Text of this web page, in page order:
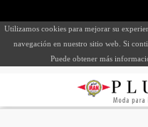
Utilizamos cookies para mejorar su
navegación en nuestro sitio web. Si
Puede obtener más